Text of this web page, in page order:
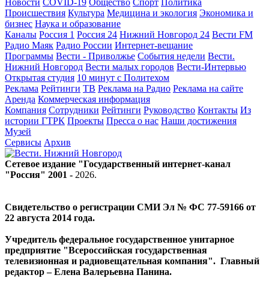
Новости COVID-19 Общество Спорт Политика
Происшествия Культура Медицина и экология Экономика и
бизнес Наука и образование
Каналы Россия 1 Россия 24 Нижний Новгород 24 Вести FM
Радио Маяк Радио России Интернет-вещание
Программы Вести - Приволжье События недели Вести.
Нижний Новгород Вести малых городов Вести-Интервью
Открытая студия 10 минут с Политехом
Реклама Рейтинги ТВ Реклама на Радио Реклама на сайте
Аренда Коммерческая информация
Компания Сотрудники Рейтинги Руководство Контакты Из
истории ГТРК Проекты Пресса о нас Наши достижения
Музей
Сервисы Архив
Сетевое издание "Государственный интернет-канал
"Россия" 2001 - 2026.
Свидетельство о регистрации СМИ Эл № ФС 77-59166 от
22 августа 2014 года.
Учредитель федеральное государственное унитарное
предприятие "Всероссийская государственная
телевизионная и радиовещательная компания". Главный
редактор – Елена Валерьевна Панина.